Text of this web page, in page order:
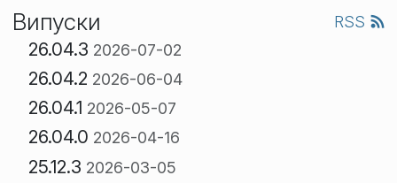
Випуски RSS
26.04.3 2026-07-02
26.04.2 2026-06-04
26.04.1 2026-05-07
26.04.0 2026-04-16
25.12.3 2026-03-05